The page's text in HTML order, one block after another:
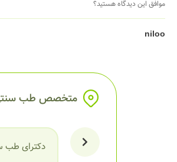
موافق این دیدگاه هستید؟
niloo
برای خط اخم تزریق بوتاکس داشتم ممنون از
موافق این دیدگاه هستید؟ متخصص طب
دکترای طب